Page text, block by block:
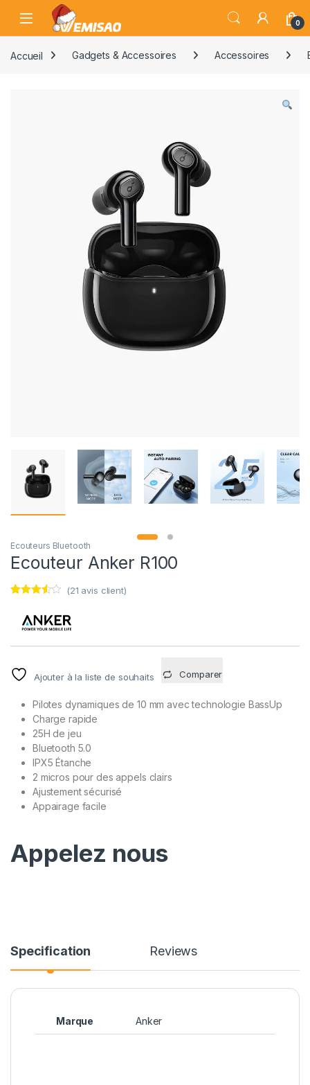
Skip to navigation
Skip to content
Open 0
Accueil Gadgets & Accessoires Accessoires
Ecouteurs Bluetooth
Ecouteur Anker R100
3.43
sur 5
basé
(21 avis client)
Ajouter à la liste de souhaits Comparer
Pilotes dynamiques de 10 mm avec technologie BassUp
Charge rapide
25H de jeu
Bluetooth 5.0
IPX5 Étanche
2 micros pour des appels clairs
Ajustement sécurisé
Appairage facile
Appelez nous
Specification Reviews
Marque Anker